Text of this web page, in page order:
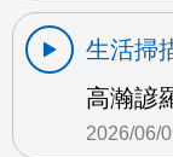
生活掃
高瀚諺
2026/06/